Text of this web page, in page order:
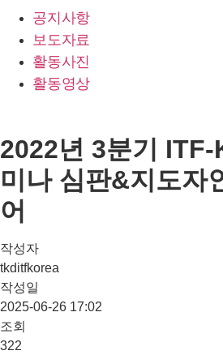
공지사항
보도자료
활동사진
활동영상
2022년 3분기 ITF-
미나 심판&지도자
어
작성자
tkditfkorea
작성일
2025-06-26 17:02
조회
322